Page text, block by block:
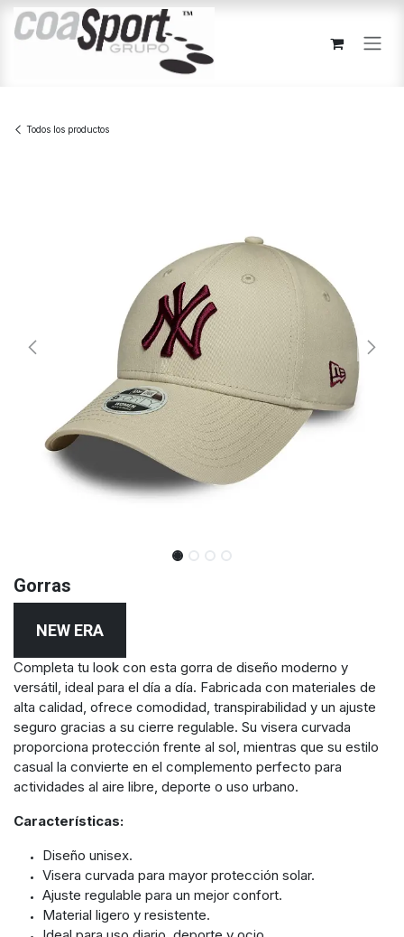
Ir al contenido
Todos los productos
Gorras
NEW ERA
Completa tu look con esta gorra de diseño moderno y
versátil, ideal para el día a día. Fabricada con materiales de
alta calidad, ofrece comodidad, transpirabilidad y un ajuste
seguro gracias a su cierre regulable. Su visera curvada
proporciona protección frente al sol, mientras que su estilo
casual la convierte en el complemento perfecto para
actividades al aire libre, deporte o uso urbano.
Características:
Diseño unisex.
Visera curvada para mayor protección solar.
Ajuste regulable para un mejor confort.
Material ligero y resistente.